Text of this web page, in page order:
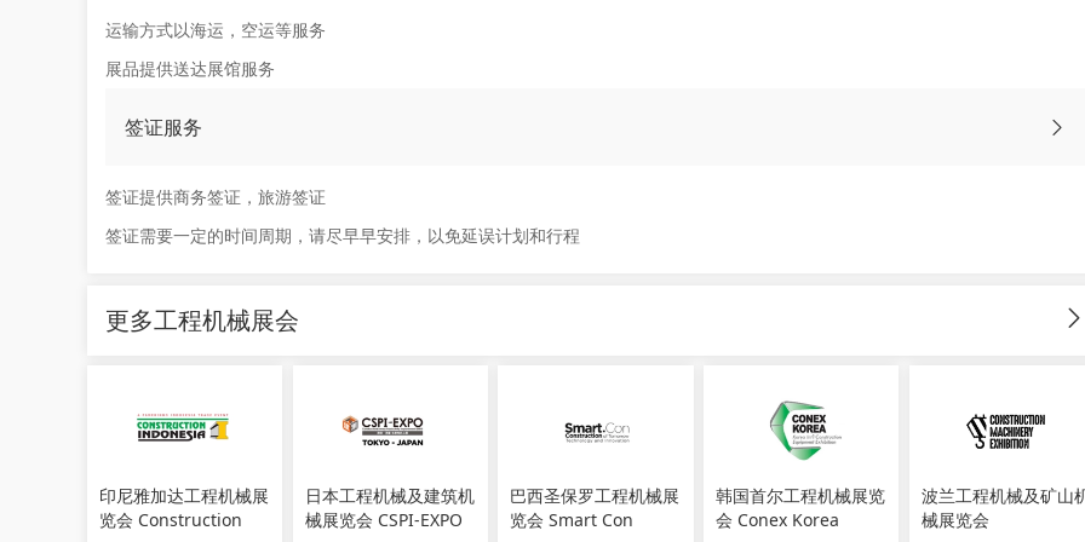
运输方式以海运，空运等服务
展品提供送达展馆服务
签证服务
签证提供商务签证，旅游签证
签证需要一定的时间周期，请尽早早安排，以免延误计划和行程
更多工程机械展会
印尼雅加达工程机械展
览会 Construction
日本工程机械及建筑机
械展览会 CSPI-EXPO
巴西圣保罗工程机械展
览会 Smart Con
韩国首尔工程机械展览
会 Conex Korea
波兰工程机械及矿山
械展览会